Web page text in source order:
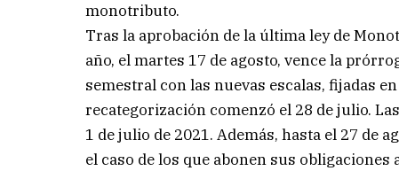
monotributo.
Tras la aprobación de la última ley de
año, el martes 17 de agosto, vence la
semestral con las nuevas escalas, fijadas
recategorización comenzó el 28 de julio.
1 de julio de 2021. Además, hasta el 27 de
el caso de los que abonen sus